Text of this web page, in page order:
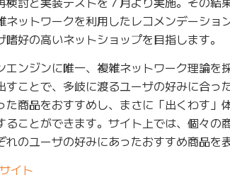
ネットワークを利用したレコメンデーショ
好の高いネットショップを目指します。
エンジンに唯一、複雑ネットワーク理論
すことで、多岐に渡るユーザの好みに合
た商品をおすすめし、まさに「出くわす
ることができます。サイト上では、個々
のユーザの好みにあったおすすめ商品を
イト